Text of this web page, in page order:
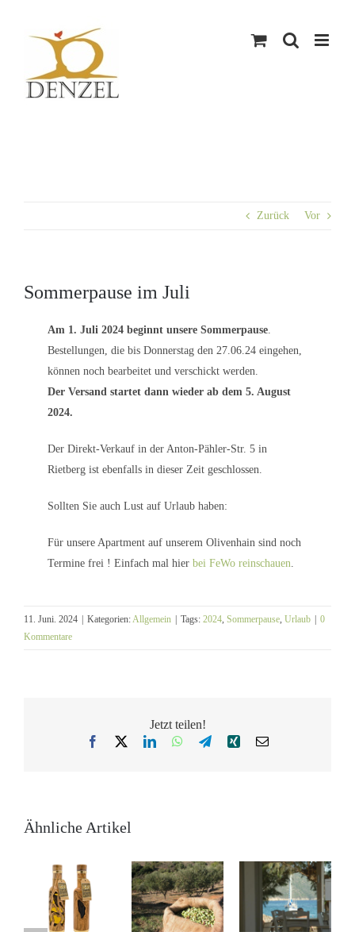
Zurück Vor
Sommerpause im Juli
Am 1. Juli 2024 beginnt unsere Sommerpause
Bestellungen, die bis Donnerstag den 27.06.24 eingehen,
können noch bearbeitet und verschickt werden.
Der Versand startet dann wieder ab dem 5. August
2024.
Der Direkt-Verkauf in der Anton-Pähler-Str. 5 in
Rietberg ist ebenfalls in dieser Zeit geschlossen.
Sollten Sie auch Lust auf Urlaub haben:
Für unsere Apartment auf unserem Olivenhain sind noch
Termine frei ! Einfach mal hier bei FeWo reinschauen
11. Juni. 2024 | Kategorien: Allgemein | Tags: 2024 Sommerpause Urlaub | 0
Kommentare
Jetzt teilen!
Facebook LinkedInWhatsApp
Telegram
Xing E-
Ähnliche Artikel